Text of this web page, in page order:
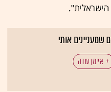
הישראלית".
שמעניינים אותי
איימן עודה